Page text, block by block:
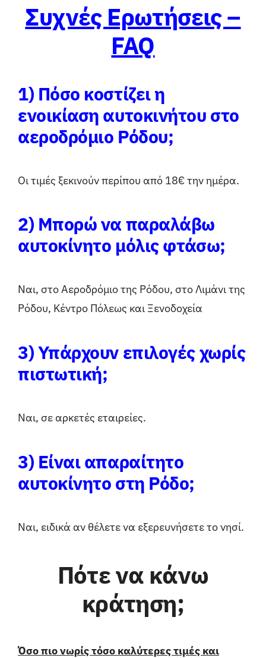
Συχνές Ερωτήσεις –
FAQ
1) Πόσο κοστίζει η
ενοικίαση αυτοκινήτου στο
αεροδρόμιο Ρόδου;
Οι τιμές ξεκινούν περίπου από 18€ την ημέρα.
2) Μπορώ να παραλάβω
αυτοκίνητο μόλις φτάσω;
Ναι, στο Αεροδρόμιο της Ρόδου, στο Λιμάνι της
Ρόδου, Κέντρο Πόλεως και Ξενοδοχεία
3) Υπάρχουν επιλογές χωρίς
πιστωτική;
Ναι, σε αρκετές εταιρείες.
3) Είναι απαραίτητο
αυτοκίνητο στη Ρόδο;
Ναι, ειδικά αν θέλετε να εξερευνήσετε το νησί.
Πότε να κάνω
κράτηση;
Όσο πιο νωρίς τόσο καλύτερες τιμές και